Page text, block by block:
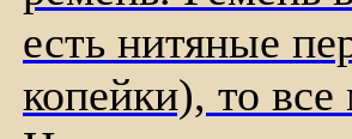
есть нитяные
копейки), то